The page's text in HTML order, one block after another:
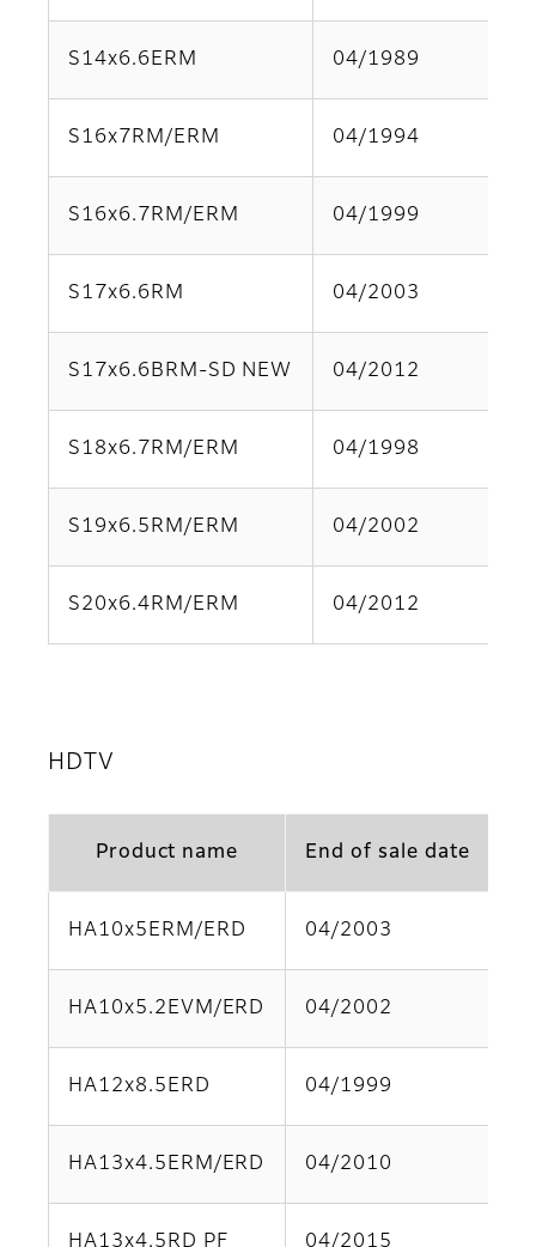
S14x6.6ERM 04/1989
S16x7RM/ERM 04/1994
S16x6.7RM/ERM 04/1999
S17x6.6RM 04/2003
S17x6.6BRM-SD NEW 04/2012
S18x6.7RM/ERM 04/1998
S19x6.5RM/ERM 04/2002
S20x6.4RM/ERM 04/2012
HDTV
Product name End of sale date
HA10x5ERM/ERD 04/2003
HA10x5.2EVM/ERD 04/2002
HA12x8.5ERD 04/1999
HA13x4.5ERM/ERD 04/2010
HA13x4.5RD PF 04/2015